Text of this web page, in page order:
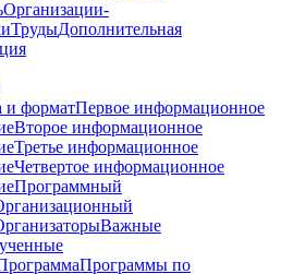
Организации-
ТрудыДополнительная
и форматПервое информационное
Второе информационное
Третье информационное
Четвертое информационное
Программный
Важные
Программы по